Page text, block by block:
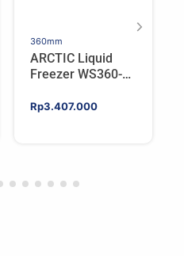
360mm
ARCTIC Liquid
Freezer WS360-
AIO CPU Water
Rp3.407.000